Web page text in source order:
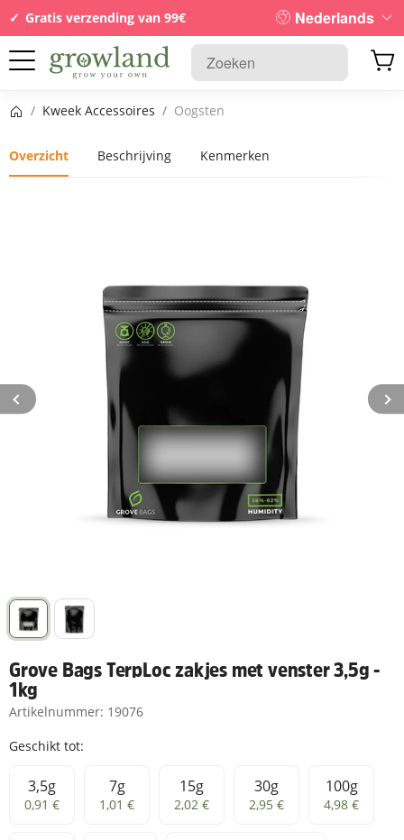
Gratis verzending van 99€ Nederlands
Startpagina
/ Kweek Accessoires / Oogsten
Overzicht Beschrijving Kenmerken
Grove Bags TerpLoc zakjes met venster 3,5g -
1kg
Artikelnummer: 19076
Geschikt tot:
3,5g
3,5g
0,91 €
7g
7g
1,01 €
15g
15g
2,02 €
30g
30g
2,95 €
100g
100g
4,98 €